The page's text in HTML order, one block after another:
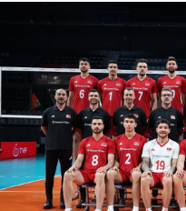
KEMERBURGAZ
KÜLTÜR - SANAT
MAGAZİN
ÖZEL HABER
SAĞLIK